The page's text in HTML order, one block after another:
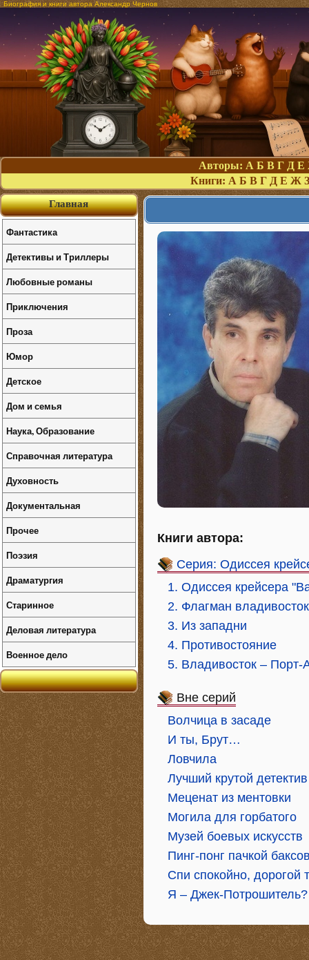
Биография и книги автора Александр Чернов
Авторы: А Б В Г Д Е
Книги: А Б В Г Д Е Ж З
Книги автора:
Серия: Одиссея
1. Одиссея крейсера
2. Флагман
3. Из западни
4. Противостояние
5. Владивосток – Порт-
Вне серий
Волчица в засаде
И ты, Брут…
Ловчила
Лучший крутой детектив
Меценат из ментовки
Могила для горбатого
Музей боевых искусств
Пинг-понг пачкой
Спи спокойно, дорогой
Я – Джек-Потрошитель?
Главная
Фантастика
Детективы и Триллеры
Любовные романы
Приключения
Проза
Юмор
Детское
Дом и семья
Наука, Образование
Справочная литература
Духовность
Документальная
Прочее
Поэзия
Драматургия
Старинное
Деловая литература
Военное дело